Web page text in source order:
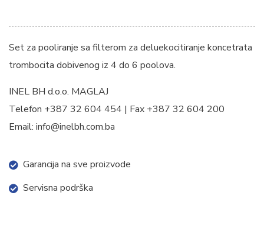
Set za pooliranje sa filterom za deluekocitiranje koncetrata
trombocita dobivenog iz 4 do 6 poolova.
INEL BH d.o.o. MAGLAJ
Telefon +387 32 604 454 | Fax +387 32 604 200
Email: info@inelbh.com.ba
Garancija na sve proizvode
Servisna podrška